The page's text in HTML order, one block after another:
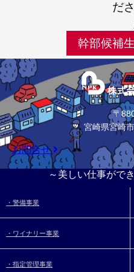
だ
幹部候補
〒
宮崎県宮崎
お問合せ
～美しい仕事がで
・警備事業
・ワイナリー事業
・指定管理事業